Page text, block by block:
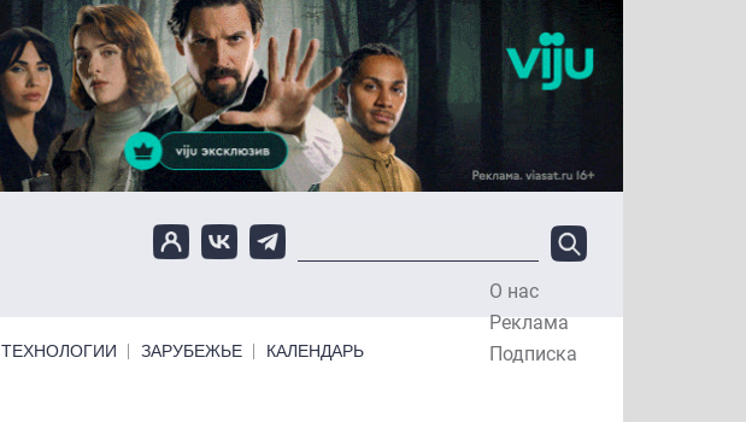
О нас
Реклама
Подписка
ТЕХНОЛОГИИ ЗАРУБЕЖЬЕ КАЛЕНДАРЬ